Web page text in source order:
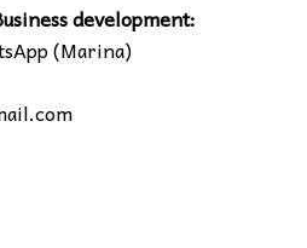
development:
(Marina)